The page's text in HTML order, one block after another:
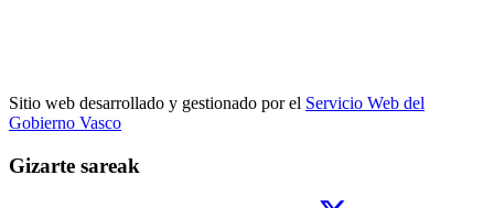
Sitio web desarrollado y gestionado por el Servicio Web del
Gobierno Vasco
Gizarte sareak